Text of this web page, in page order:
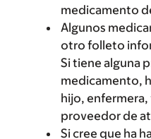
medicamento
Algunos
otro folleto
Si tiene alguna
medicamento,
hijo,
proveedor de
Si cree que ha